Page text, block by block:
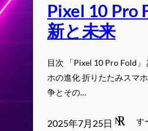
Pixel 10 Pro
新と未来
目次 「Pixel 10 Pro Fold
ホの進化 折りたたみスマ
争とその…
2025年7月25日 す